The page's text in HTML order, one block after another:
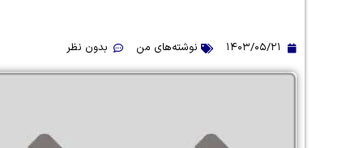
۱۴۰۳/۰۵/۲۱ نوشته‌های من بدون نظر